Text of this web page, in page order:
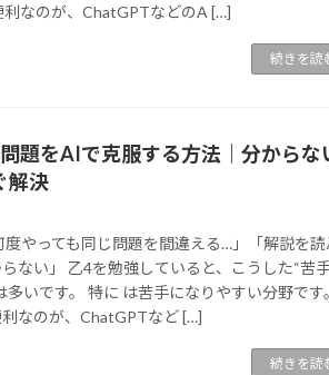
利なのが、ChatGPTなどのA […]
続きを読
題をAIで克服する方法｜分からな
解決
度やっても同じ問題を間違える…」「解説を読
ない」 乙4を勉強していると、こうした“苦
多いです。 特に は苦手になりやすい分野です。
なのが、ChatGPTなど […]
続きを読